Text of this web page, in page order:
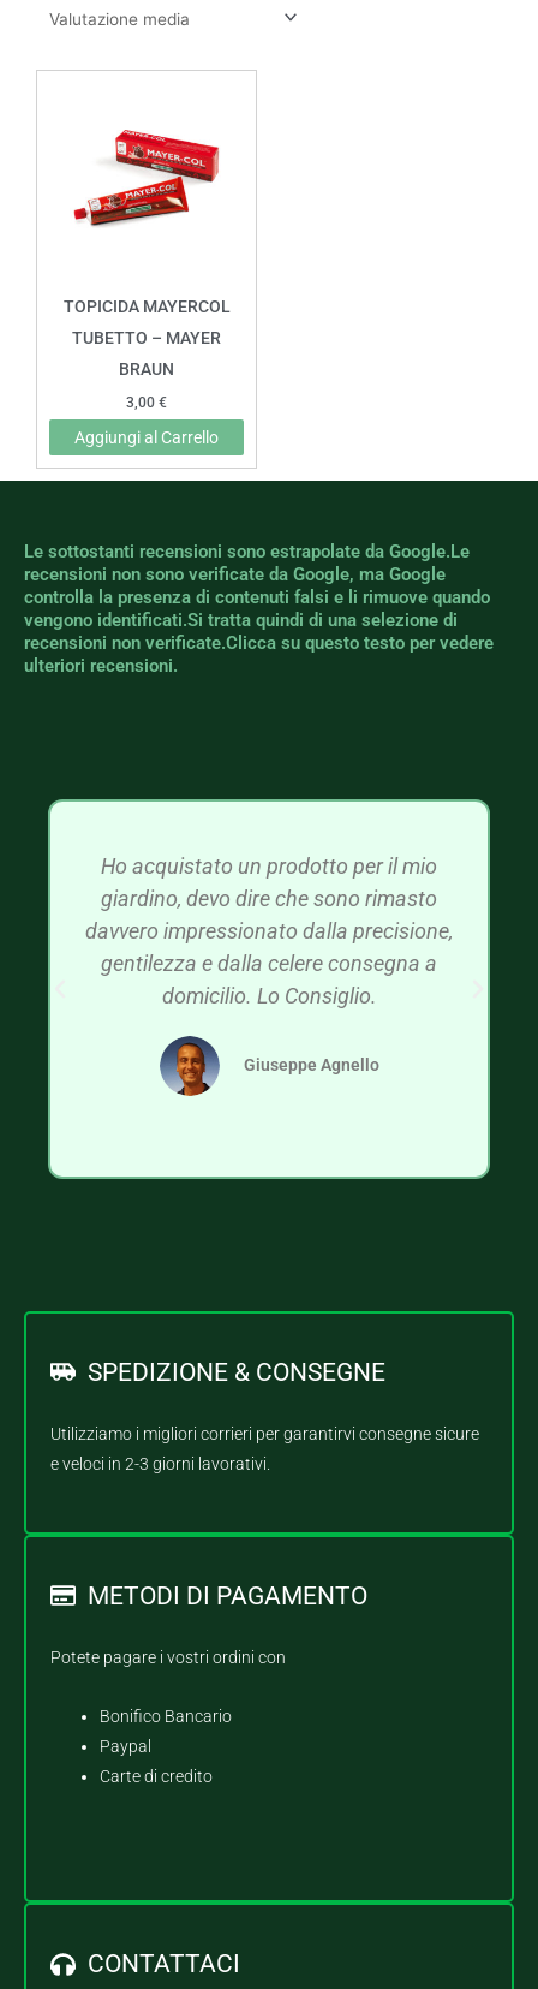
TOPICIDA MAYERCOL
TUBETTO – MAYER
BRAUN
3,00 €
Aggiungi al Carrello
Le sottostanti recensioni sono estrapolate da Google.Le
recensioni non sono verificate da Google, ma Google
controlla la presenza di contenuti falsi e li rimuove quando
vengono identificati.Si tratta quindi di una selezione di
recensioni non verificate.Clicca su questo testo per vedere
ulteriori recensioni.
Ho acquistato un prodotto per il mio
giardino, devo dire che sono rimasto
davvero impressionato dalla precisione,
gentilezza e dalla celere consegna a
domicilio. Lo Consiglio.
Giuseppe Agnello
SPEDIZIONE & CONSEGNE
Utilizziamo i migliori corrieri per garantirvi consegne sicure
e veloci in 2-3 giorni lavorativi.
METODI DI PAGAMENTO
Potete pagare i vostri ordini con
Bonifico Bancario
Paypal
Carte di credito
CONTATTACI